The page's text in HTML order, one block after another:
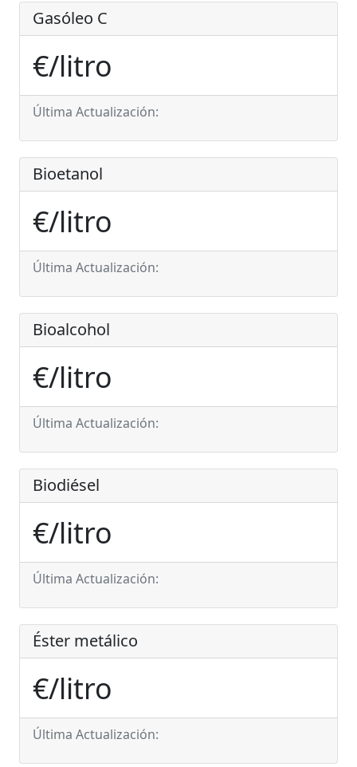
Gasóleo C
€/litro
Última Actualización:
Bioetanol
€/litro
Última Actualización:
Bioalcohol
€/litro
Última Actualización:
Biodiésel
€/litro
Última Actualización:
Éster metálico
€/litro
Última Actualización: